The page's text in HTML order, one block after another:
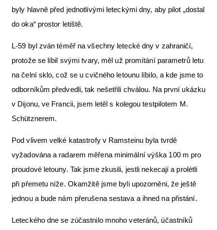
byly hlavně před jednotlivými leteckými dny, aby pilot „dostal
do oka“ prostor letiště.
L-59 byl zván téměř na všechny letecké dny v zahraničí,
protože se líbil svými tvary, měl už promítání parametrů letu
na čelní sklo, což se u cvičného letounu líbilo, a kde jsme to
odborníkům předvedli, tak nešetřili chválou. Na první ukázku
v Dijonu, ve Francii, jsem letěl s kolegou testpilotem M.
Schütznerem.
Pod vlivem velké katastrofy v Ramsteinu byla tvrdě
vyžadována a radarem měřena minimální výška 100 m pro
proudové letouny. Tak jsme zkusili, jestli nekecají a prolétli
při přemetu níže. Okamžitě jsme byli upozorněni, že ještě
jednou a bude nám přerušena sestava a ihned na přistání.
Leteckého dne se zúčastnilo mnoho veteránů, účastníků